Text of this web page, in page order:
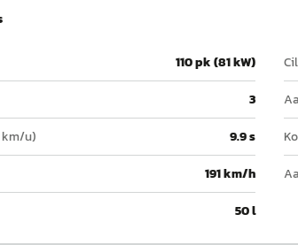
110 pk (81 kW)
3
u)
9.9 s
191 km/h
50 l